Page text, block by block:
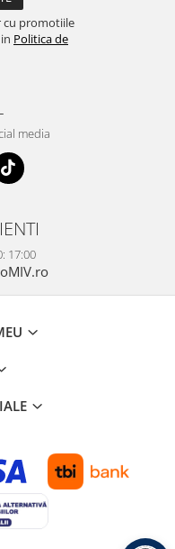
cu promotiile
Politica de
media
17:00